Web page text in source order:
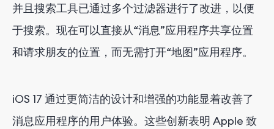
并且搜索工具已通过多个过滤器进行了改进，以便
于搜索。现在可以直接从“消息”应用程序共享位置
和请求朋友的位置，而无需打开“地图”应用程序。
iOS 17 通过更简洁的设计和增强的功能显着改善了
消息应用程序的用户体验。这些创新表明 Apple 致